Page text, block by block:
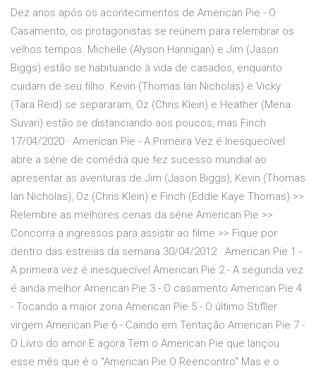
Dez anos após os acontecimentos de American Pie - O
Casamento, os protagonistas se reúnem para relembrar os
velhos tempos. Michelle (Alyson Hannigan) e Jim (Jason
Biggs) estão se habituando à vida de casados, enquanto
cuidam de seu filho. Kevin (Thomas Ian Nicholas) e Vicky
(Tara Reid) se separaram, Oz (Chris Klein) e Heather (Mena
Suvari) estão se distanciando aos poucos, mas Finch
17/04/2020 · American Pie - A Primeira Vez é Inesquecível
abre a série de comédia que fez sucesso mundial ao
apresentar as aventuras de Jim (Jason Biggs), Kevin (Thomas
Ian Nicholas), Oz (Chris Klein) e Finch (Eddie Kaye Thomas) >>
Relembre as melhores cenas da série American Pie >>
Concorra a ingressos para assistir ao filme >> Fique por
dentro das estreias da semana 30/04/2012 · American Pie 1 -
A primeira vez é inesquecível American Pie 2 - A segunda vez
é ainda melhor American Pie 3 - O casamento American Pie 4
- Tocando a maior zona American Pie 5 - O último Stifller
virgem American Pie 6 - Caindo em Tentação American Pie 7 -
O Livro do amor E agora Tem o American Pie que lançou
esse mês que é o "American Pie O Reencontro" Mas e o